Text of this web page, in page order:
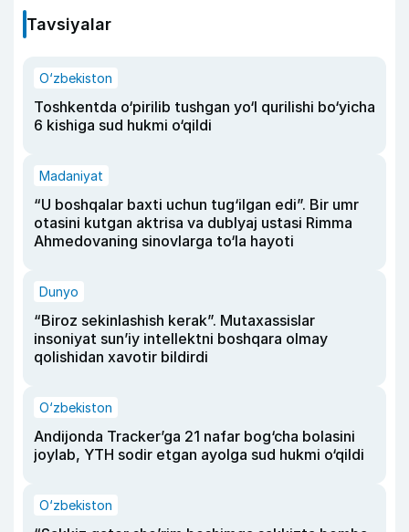
Tavsiyalar
O‘zbekiston
Toshkentda o‘pirilib tushgan yo‘l qurilishi bo‘yicha
6 kishiga sud hukmi o‘qildi
Madaniyat
“U boshqalar baxti uchun tug‘ilgan edi”. Bir umr
otasini kutgan aktrisa va dublyaj ustasi Rimma
Ahmedovaning sinovlarga to‘la hayoti
Dunyo
“Biroz sekinlashish kerak”. Mutaxassislar
insoniyat sun’iy intellektni boshqara olmay
qolishidan xavotir bildirdi
O‘zbekiston
Andijonda Tracker’ga 21 nafar bog‘cha bolasini
joylab, YTH sodir etgan ayolga sud hukmi o‘qildi
O‘zbekiston